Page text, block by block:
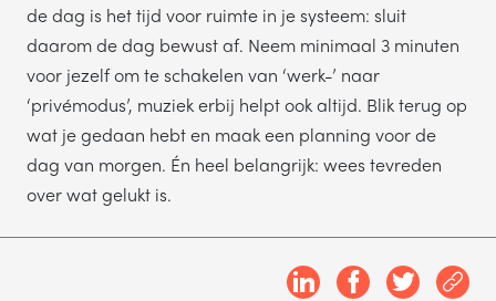
de dag is het tijd voor ruimte in je systeem: sluit
daarom de dag bewust af. Neem minimaal 3 minuten
voor jezelf om te schakelen van ‘werk-’ naar
‘privémodus’, muziek erbij helpt ook altijd. Blik terug op
wat je gedaan hebt en maak een planning voor de
dag van morgen. Én heel belangrijk: wees tevreden
over wat gelukt is.